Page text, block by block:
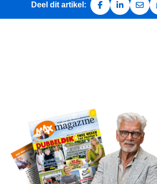
Deel dit artikel:
Deel op Facebook
Deel opDeel